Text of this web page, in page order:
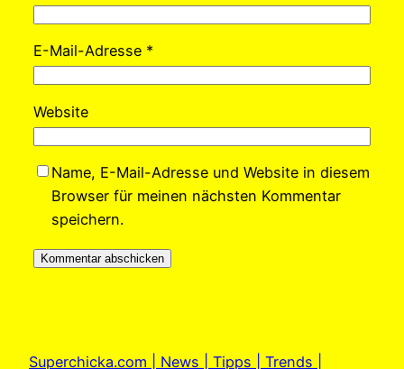
E-Mail-Adresse *
Website
Name, E-Mail-Adresse und Website in diesem
Browser für meinen nächsten Kommentar
speichern.
Superchicka.com | News | Tipps | Trends |